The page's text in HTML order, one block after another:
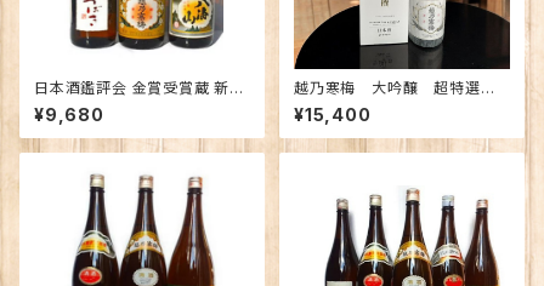
日本酒鑑評会 金賞受賞蔵 新潟
の地酒飲み比べセット1800ｍｌ
×3本 （越乃寒梅 八海山 ゆきつ
ばき）
¥9,680
越乃寒梅 大吟醸 超特選 1.
8Ｌ 【限定】
¥15,400